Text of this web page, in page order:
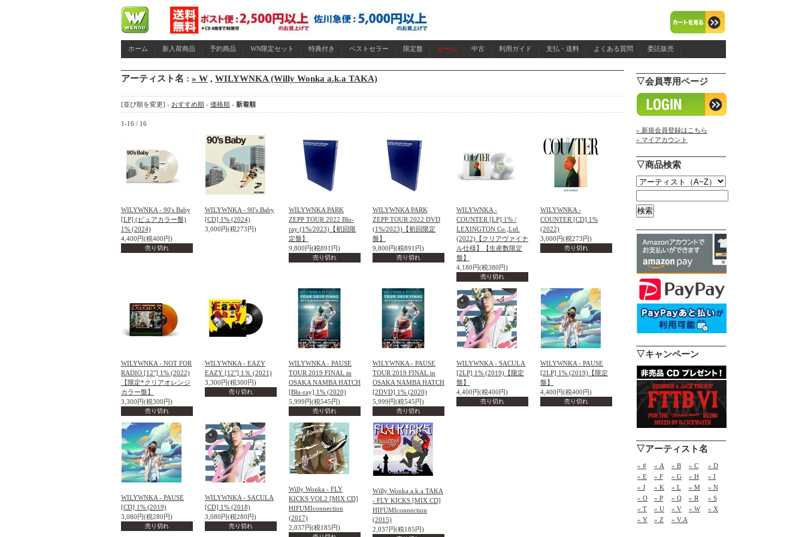
ホーム 新入荷商品 予約商品 WN限定セット 特典付き ベストセラー 限定盤 セール 中古 利用ガイド 支払・送料 よくある質問 委託販売
アーティスト名 : » W , WILYWNKA (Willy Wonka a.k.a TAKA)
[並び順を変更] - おすすめ順 - 価格順 - 新着順
1-16 / 16
WILYWNKA - 90's Baby
[LP] (ピュアカラー盤)
1% (2024)
4,400円(税400円)
売り切れ
WILYWNKA - 90's Baby
[CD] 1% (2024)
3,000円(税273円)
WILYWNKA PARK
ZEPP TOUR 2022 Blu-
ray (1%/2023)【初回限
定盤】
9,800円(税891円)
売り切れ
WILYWNKA PARK
ZEPP TOUR 2022 DVD
(1%/2023)【初回限定
盤】
9,800円(税891円)
売り切れ
WILYWNKA -
COUNTER [LP] 1% /
LEXINGTON Co.,Ltd.
(2022)【クリアヴァイナ
ル仕様】【生産数限定
盤】
4,180円(税380円)
売り切れ
WILYWNKA -
COUNTER [CD] 1%
(2022)
3,000円(税273円)
売り切れ
WILYWNKA - NOT FOR
RADIO [12"] 1% (2022)
【限定*クリアオレンジ
カラー盤】
3,300円(税300円)
売り切れ
WILYWNKA - EAZY
EAZY [12"] 1％ (2021)
3,300円(税300円)
売り切れ
WILYWNKA - PAUSE
TOUR 2019 FINAL in
OSAKA NAMBA HATCH
[Blu-ray] 1% (2020)
5,999円(税545円)
売り切れ
WILYWNKA - PAUSE
TOUR 2019 FINAL in
OSAKA NAMBA HATCH
[2DVD] 1% (2020)
5,999円(税545円)
売り切れ
WILYWNKA - SACULA
[2LP] 1% (2019)【限定
盤】
4,400円(税400円)
売り切れ
WILYWNKA - PAUSE
[2LP] 1% (2019)【限定
盤】
4,400円(税400円)
売り切れ
WILYWNKA - PAUSE
[CD] 1% (2019)
3,080円(税280円)
売り切れ
WILYWNKA - SACULA
[CD] 1% (2018)
3,080円(税280円)
売り切れ
Willy Wonka - FLY
KICKS VOL2 [MIX CD]
HIFUMIconnection
(2017)
2,037円(税185円)
Willy Wonka a.k.a TAKA
- FLY KICKS [MIX CD]
HIFUMIconnection
(2015)
2,037円(税185円)
▽会員専用ページ
» 新規会員登録はこちら
» マイアカウント
▽商品検索
▽キャンペーン
▽アーティスト名
» # » A » B » C
» D
» E
» F » G » H
» I
» J
» K » L » M
» N
» O
» P » Q » R
» S
» T
» U » V » W
» X
» Y
» Z » V.A